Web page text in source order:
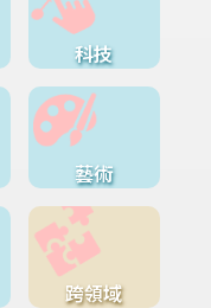
科技
藝術
跨領域